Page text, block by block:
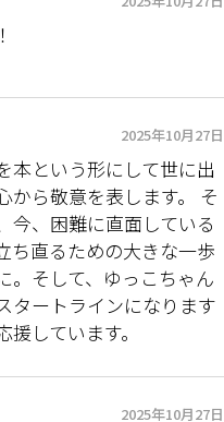
2025年10月27日
本という形にして世に出
から敬意を表します。 そ
今、困難に直面している
ち直るための大きな一歩
。そして、ゆっこちゃん
タートラインになります
しています。
2025年10月27日